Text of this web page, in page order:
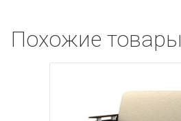
Похожие товары